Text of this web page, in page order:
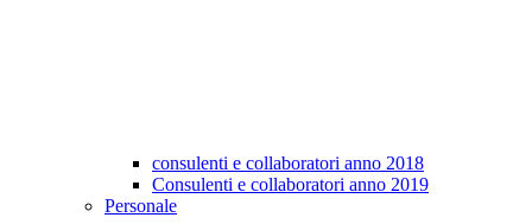
consulenti e collaboratori anno 2018
Consulenti e collaboratori anno 2019
Personale